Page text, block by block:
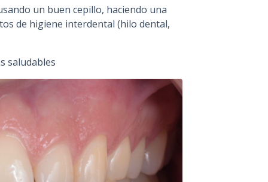
un buen cepillo, haciendo una
de higiene interdental (hilo dental,
saludables